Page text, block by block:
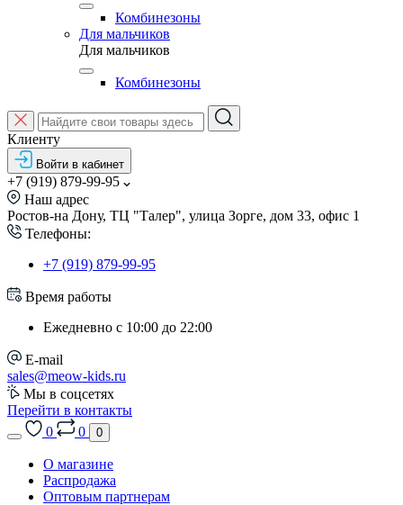
Комбинезоны
Для мальчиков
Для мальчиков
Комбинезоны
Клиенту
Войти в кабинет
+7 (919) 879-99-95
Наш адрес
Ростов-на Дону, ТЦ "Талер", улица Зорге, дом 33, офис 1
Телефоны:
+7 (919) 879-99-95
Время работы
Ежедневно с 10:00 до 22:00
E-mail
sales@meow-kids.ru
Мы в соцсетях
Перейти в контакты
0
0 0
О магазине
Распродажа
Оптовым партнерам